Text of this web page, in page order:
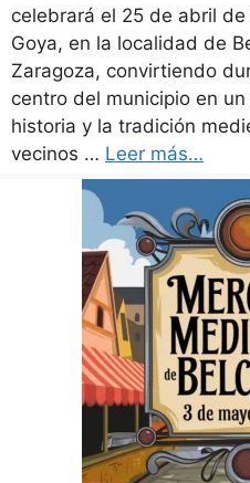
celebrará el 25 de abril
Goya, en la localidad de
Zaragoza, convirtiendo
centro del municipio en
historia y la tradición
vecinos … Leer más…